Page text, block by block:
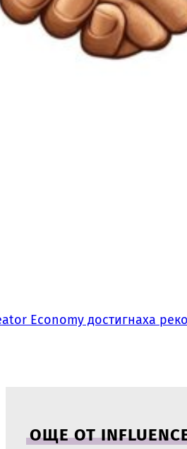
Economy достигнаха
ОЩЕ ОТ